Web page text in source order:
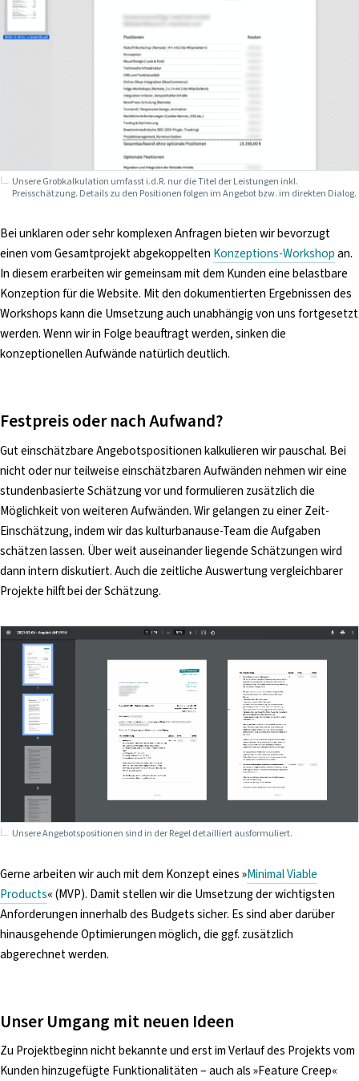
Unsere Grobkalkulation umfasst i.d.R. nur die Titel der Leistungen inkl.
Preisschätzung. Details zu den Positionen folgen im Angebot bzw. im direkten Dialog.
Bei unklaren oder sehr komplexen Anfragen bieten wir bevorzugt
einen vom Gesamtprojekt abgekoppelten Konzeptions-Workshopan.
In diesem erarbeiten wir gemeinsam mit dem Kunden eine belastbare
Konzeption für die Website. Mit den dokumentierten Ergebnissen des
Workshops kann die Umsetzung auch unabhängig von uns fortgesetzt
werden. Wenn wir in Folge beauftragt werden, sinken die
konzeptionellen Aufwände natürlich deutlich.
Festpreis oder nach Aufwand?
Gut einschätzbare Angebotspositionen kalkulieren wir pauschal. Bei
nicht oder nur teilweise einschätzbaren Aufwänden nehmen wir eine
stundenbasierte Schätzung vor und formulieren zusätzlich die
Möglichkeit von weiteren Aufwänden. Wir gelangen zu einer Zeit-
Einschätzung, indem wir das kulturbanause-Team die Aufgaben
schätzen lassen. Über weit auseinander liegende Schätzungen wird
dann intern diskutiert. Auch die zeitliche Auswertung vergleichbarer
Projekte hilft bei der Schätzung.
Unsere Angebotspositionen sind in der Regel detailliert ausformuliert.
Gerne arbeiten wir auch mit dem Konzept eines »Minimal Viable
Products« (MVP). Damit stellen wir die Umsetzung der wichtigsten
Anforderungen innerhalb des Budgets sicher. Es sind aber darüber
hinausgehende Optimierungen möglich, die ggf. zusätzlich
abgerechnet werden.
Unser Umgang mit neuen Ideen
Zu Projektbeginn nicht bekannte und erst im Verlauf des Projekts vom
Kunden hinzugefügte Funktionalitäten – auch als »Feature Creep«